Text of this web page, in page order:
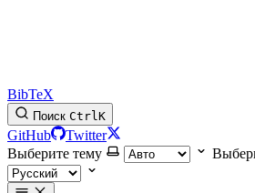
BibTeX
Поиск CtrlK
GitHub
Twitter
Выберите тему